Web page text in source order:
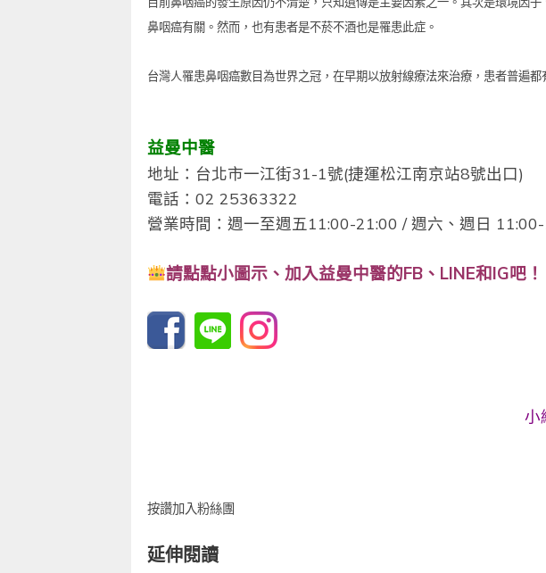
鼻咽癌有關。然而，也有患者是不菸不酒也是罹患此症。
台灣人罹患鼻咽癌數目為世界之冠，在早期以放射線療法來治療，患者普遍都
益曼中醫
地址：台北市一江街31-1號(捷運松江南京站8號出口)
電話：02 25363322
營業時間：週一至週五11:00-21:00 / 週六、週日
請點點小圖示、加入益曼中醫的FB、LINE和IG吧！
小
按讚加入粉絲團
延伸閱讀